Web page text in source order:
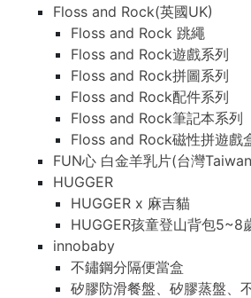
Floss and Rock(英國UK)
Floss and Rock 跳繩
Floss and Rock遊戲系列
Floss and Rock拼圖系列
Floss and Rock配件系列
Floss and Rock筆記本系列
Floss and Rock磁性拼遊戲
FUN心 白金羊乳片(台灣
HUGGER
HUGGER x 麻吉貓
HUGGER孩童登山背包5~8
innobaby
不鏽鋼分隔便當盒
矽膠防滑餐盤、矽膠蒸盤、